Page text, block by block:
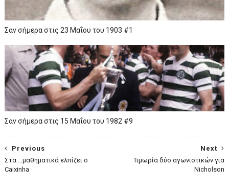
Σαν σήμερα στις 23 Μαΐου του 1903 #1
Σαν σήμερα στις 15 Μαΐου του 1982 #9
Next
Τιμωρία δύο αγωνιστικών για
Nicholson
Previous
Στα …μαθηματικά ελπίζει ο
Caixinha